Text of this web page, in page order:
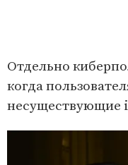
Отдельно
когда
несуществующие